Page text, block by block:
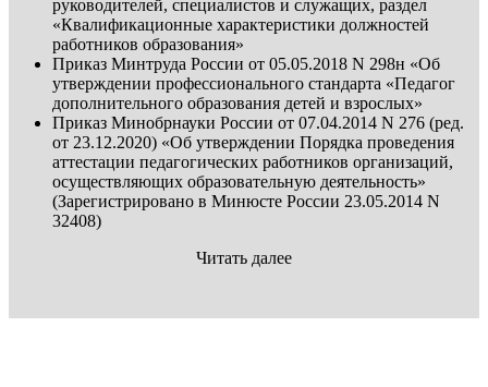
руководителей, специалистов и служащих, раздел
«Квалификационные характеристики должностей
работников образования»
Приказ Минтруда России от 05.05.2018 N 298н «Об
утверждении профессионального стандарта «Педагог
дополнительного образования детей и взрослых»
Приказ Минобрнауки России от 07.04.2014 N 276 (ред.
от 23.12.2020) «Об утверждении Порядка проведения
аттестации педагогических работников организаций,
осуществляющих образовательную деятельность»
(Зарегистрировано в Минюсте России 23.05.2014 N
32408)
Читать далее